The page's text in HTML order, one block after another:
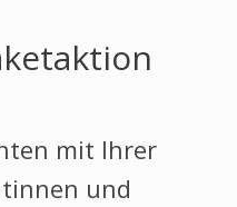
mit Ihrer
und